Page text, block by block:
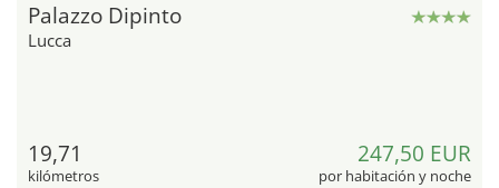
Palazzo Dipinto
Lucca
19,71
kilómetros
247,50 EUR
por habitación y noche